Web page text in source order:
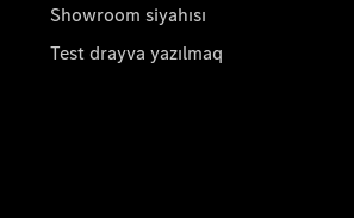
Showroom siyahısı
Test drayva yazılmaq